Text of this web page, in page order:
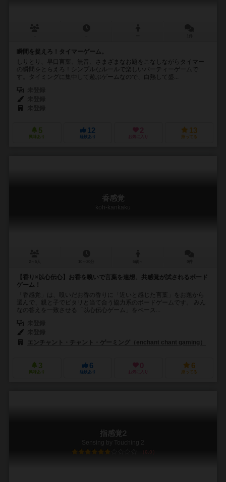
瞬間を捉えろ！タイマーゲーム。
しりとり、早口言葉、無音、さまざまなお題をこなしながらタイマー
の瞬間をとらえろ！シンプルなルールで楽しいパーティーゲームで
す。タイミングに集中して遊ぶゲームなので、白熱して盛...
5
興味あり
12
経験あり
2
お気に入り
13
持ってる
香感覚
koh-kankaku
【香り×以心伝心】お香を嗅いで言葉を連想、共感覚が試されるボード
ゲーム！
「香感覚」は、嗅いだお香の香りに「近いと感じた言葉」をお題から
選んで、親と子でピタリと当て合う協力系のボードゲームです。 みん
なの答えを一致させる「以心伝心ゲーム」をベース...
エンチャント・チャント・ゲーミング（enchant chant gaming）
3
興味あり
6
経験あり
0
お気に入り
6
持ってる
指感覚2
Sensing by Touching 2
6.0